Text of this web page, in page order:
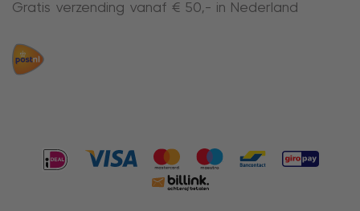
Gratis verzending vanaf € 50,- in Nederland